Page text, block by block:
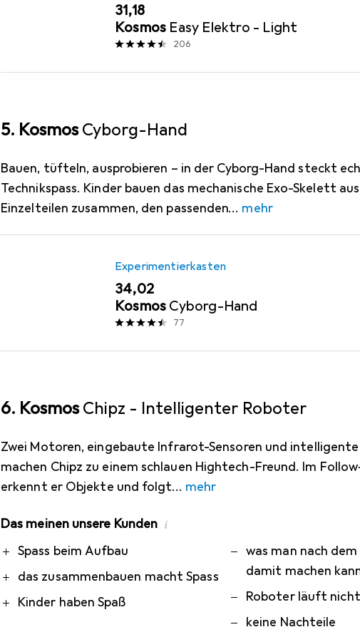
EUR
31,18
Kosmos Easy Elektro - Light
206
5. KosmosCyborg-Hand
Bauen, tüfteln, ausprobieren – in der Cyborg-Hand steckt
Technikspass. Kinder bauen das mechanische Exo-Skelett
Einzelteilen zusammen, den passenden
mehr
Experimentierkasten
EUR
34,02
Kosmos Cyborg-Hand
77
6. KosmosChipz - Intelligenter Roboter
Zwei Motoren, eingebaute Infrarot-Sensoren und intelligente
machen Chipz zu einem schlauen Hightech-Freund. Im
erkennt er Objekte und folgt
mehr
Das meinen unsere Kunden i
ProSpass beim Aufbau
das zusammenbauen macht Spass
Kinder haben Spaß
Contra
was man nach
damit machen
Roboter läuft
keine Nachteile